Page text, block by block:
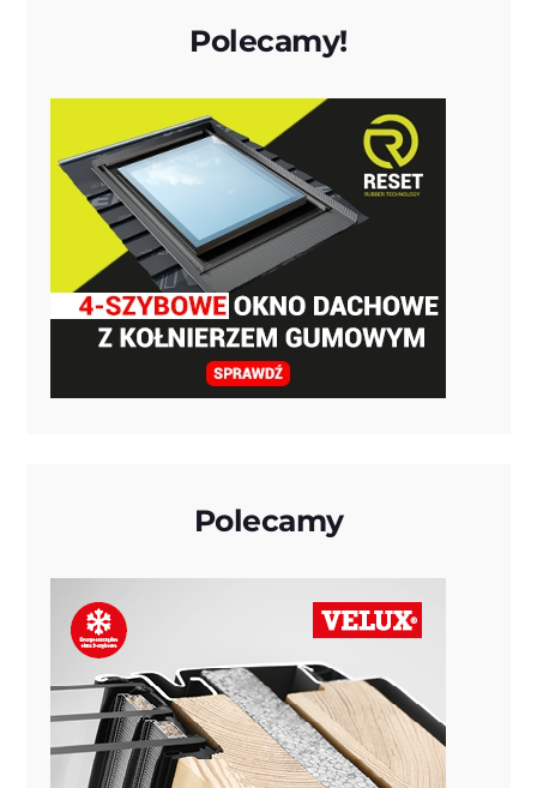
Polecamy!
Polecamy